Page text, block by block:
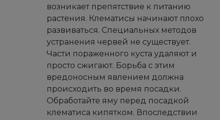
возникает препятствие к питанию
растения. Клематисы начинают плохо
развиваться. Специальных методов
устранения червей не существует.
Части пораженного куста удаляют и
просто сжигают. Борьба с этим
вредоносным явлением должна
происходить во время посадки.
Обработайте яму перед посадкой
клематиса кипятком. Впоследствии